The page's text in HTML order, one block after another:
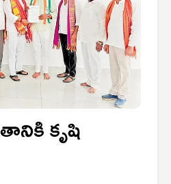
కృషి